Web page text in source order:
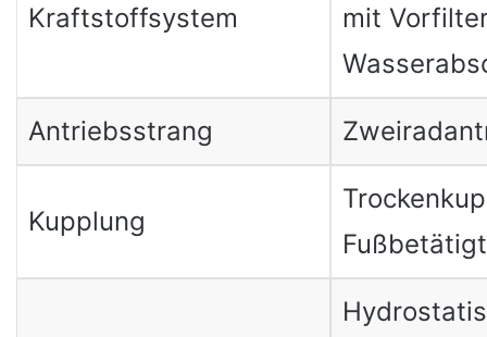
Kraftstoffsystem
mit
Antriebsstrang
Kupplung
Fußbetätigt